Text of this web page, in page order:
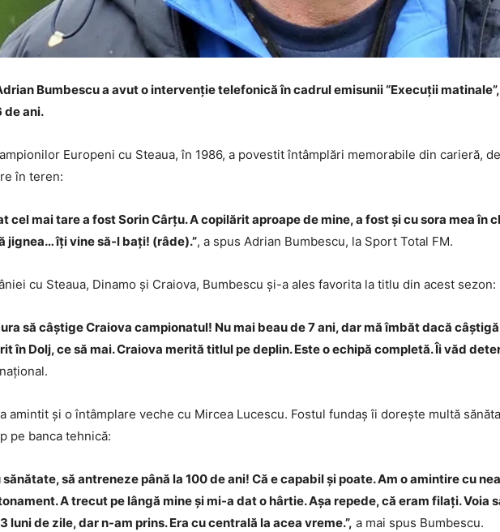
Bumbescu a avut o intervenție telefonică în cadrul emisunii “Execuții
de ani.
Europeni cu Steaua, în 1986, a povestit întâmplări memorabile din carieră,
în teren:
cel mai tare a fost Sorin Cârțu. A copilărit aproape de mine, a fost și cu sora mea în
jignea… îți vine să-l bați! (râde).”, a spus Adrian Bumbescu, la Sport Total FM.
cu Steaua, Dinamo și Craiova, Bumbescu și-a ales favorita la titlu din acest sezon:
să câștige Craiova campionatul! Nu mai beau de 7 ani, dar mă îmbăt dacă
în Dolj, ce să mai. Craiova merită titlul pe deplin. Este o echipă completă. Îi văd
amintit și o întâmplare veche cu Mircea Lucescu. Fostul fundaș îi dorește multă
pe banca tehnică:
sănătate, să antreneze până la 100 de ani! Că e capabil și poate. Am o amintire cu
A trecut pe lângă mine și mi-a dat o hârtie. Așa repede, că eram filați. Voia
luni de zile, dar n-am prins. Era cu centrală la acea vreme.”, a mai spus Bumbescu.